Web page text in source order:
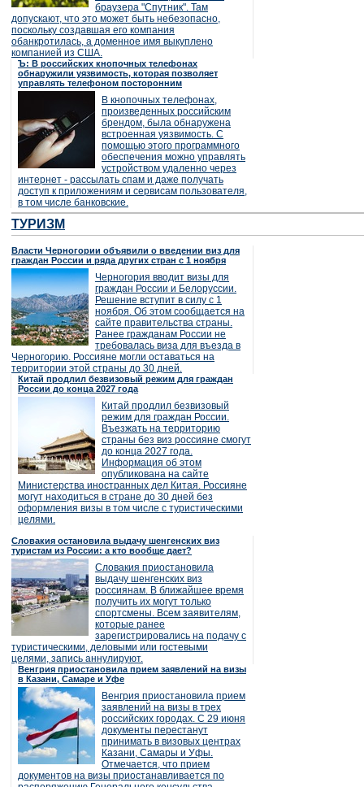
браузера "Спутник". Там
допускают, что это может быть небезопасно,
поскольку создавшая его компания
обанкротилась, а доменное имя выкуплено
компанией из США.
Ъ: В российских кнопочных телефонах
обнаружили уязвимость, которая позволяет
управлять телефоном посторонним
В кнопочных телефонах,
произведенных российским
брендом, была обнаружена
встроенная уязвимость. С
помощью этого программного
обеспечения можно управлять
устройством удаленно через
интернет - рассылать спам и даже получать
доступ к приложениям и сервисам пользователя,
в том числе банковские.
ТУРИЗМ
Власти Черногории объявили о введении виз для
граждан России и ряда других стран с 1 ноября
Черногория вводит визы для
граждан России и Белоруссии.
Решение вступит в силу с 1
ноября. Об этом сообщается на
сайте правительства страны.
Ранее гражданам России не
требовалась виза для въезда в
Черногорию. Россияне могли оставаться на
территории этой страны до 30 дней.
Китай продлил безвизовый режим для граждан
России до конца 2027 года
Китай продлил безвизовый
режим для граждан России.
Въезжать на территорию
страны без виз россияне смогут
до конца 2027 года.
Информация об этом
опубликована на сайте
Министерства иностранных дел Китая. Россияне
могут находиться в стране до 30 дней без
оформления визы в том числе с туристическими
целями.
Словакия остановила выдачу шенгенских виз
туристам из России: а кто вообще дает?
Словакия приостановила
выдачу шенгенских виз
россиянам. В ближайшее время
получить их могут только
спортсмены. Всем заявителям,
которые ранее
зарегистрировались на подачу с
туристическими, деловыми или гостевыми
целями, запись аннулируют.
Венгрия приостановила прием заявлений на визы
в Казани, Самаре и Уфе
Венгрия приостановила прием
заявлений на визы в трех
российских городах. С 29 июня
документы перестанут
принимать в визовых центрах
Казани, Самары и Уфы.
Отмечается, что прием
документов на визы приостанавливается по